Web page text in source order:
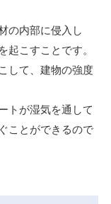
の内部に侵入し
起こすことです。
して、建物の強度
トが湿気を通して
ことができるので